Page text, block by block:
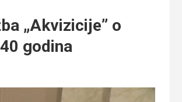
„Akvizicije” o
godina